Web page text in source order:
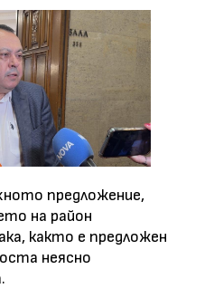
предложение,
на район
както е предложен
неясно